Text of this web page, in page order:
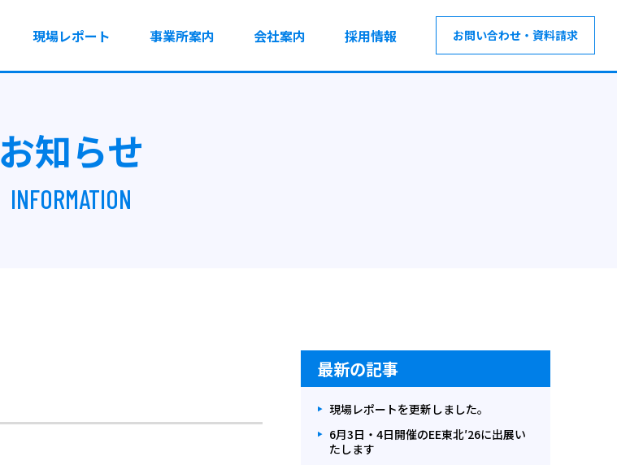
現場レポート 事業所案内 会社案内 採用情報 お問い合わせ・資料請求
お知らせ
INFORMATION
最新の記事
現場レポートを更新しました。
6月3日・4日開催のEE東北′26に出展い
たします